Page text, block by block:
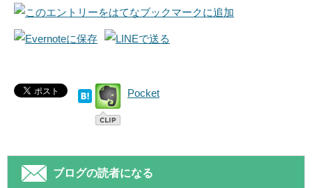
Pocket
ブログの読者になる